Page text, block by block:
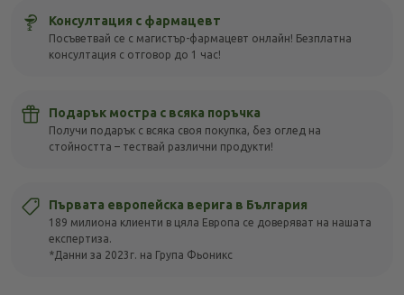
Консултация с фармацевт
Посъветвай се с магистър-фармацевт онлайн! Безплатна
консултация с отговор до 1 час!
Подарък мостра с всяка поръчка
Получи подарък с всяка своя покупка, без оглед на
стойността – тествай различни продукти!
Първата европейска верига в България
189 милиона клиенти в цяла Европа се доверяват на нашата
експертиза.
*Данни за 2023г. на Група Фьоникс